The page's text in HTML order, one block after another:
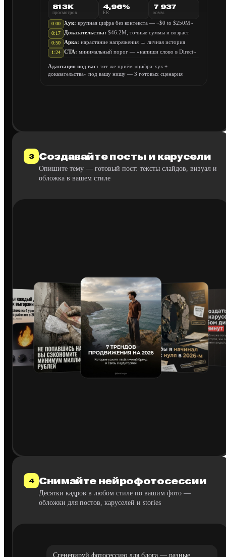
813K
просмотров
4,96%
ER
7 937
комм.
0:00 Хук: крупная цифра без контекста — «$0 to $250M»
0:17 Доказательства: $46.2M, точные суммы и возраст
0:50 Арка: нарастание напряжения → личная история
1:24 CTA: минимальный порог — «напиши слово в Direct»
Адаптация под вас: тот же приём «цифра-хук +
доказательства» под вашу нишу — 3 готовых сценария
3 Создавайте посты и карусели
Опишите тему — готовый пост: тексты слайдов, визуал и
обложка в вашем стиле
4 Снимайте нейрофотосессии
Десятки кадров в любом стиле по вашим фото —
обложки для постов, каруселей и stories
Сгенерируй фотосессию для блога — разные